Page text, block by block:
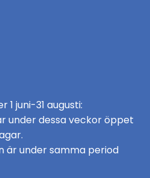
1 juni-31 augusti:
under dessa veckor öppet
under samma period